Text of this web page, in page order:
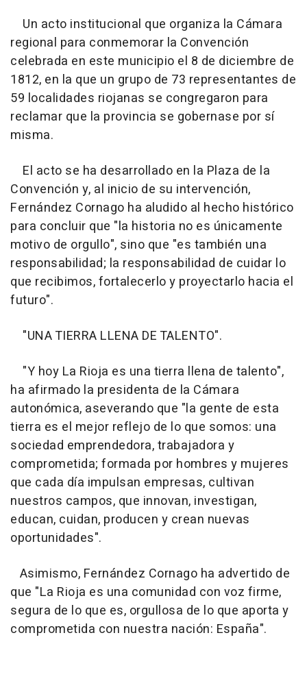
Un acto institucional que organiza la Cámara
regional para conmemorar la Convención
celebrada en este municipio el 8 de diciembre de
1812, en la que un grupo de 73 representantes de
59 localidades riojanas se congregaron para
reclamar que la provincia se gobernase por sí
misma.
El acto se ha desarrollado en la Plaza de la
Convención y, al inicio de su intervención,
Fernández Cornago ha aludido al hecho histórico
para concluir que "la historia no es únicamente
motivo de orgullo", sino que "es también una
responsabilidad; la responsabilidad de cuidar lo
que recibimos, fortalecerlo y proyectarlo hacia el
futuro".
"UNA TIERRA LLENA DE TALENTO".
"Y hoy La Rioja es una tierra llena de talento",
ha afirmado la presidenta de la Cámara
autonómica, aseverando que "la gente de esta
tierra es el mejor reflejo de lo que somos: una
sociedad emprendedora, trabajadora y
comprometida; formada por hombres y mujeres
que cada día impulsan empresas, cultivan
nuestros campos, que innovan, investigan,
educan, cuidan, producen y crean nuevas
oportunidades".
Asimismo, Fernández Cornago ha advertido de
que "La Rioja es una comunidad con voz firme,
segura de lo que es, orgullosa de lo que aporta y
comprometida con nuestra nación: España".